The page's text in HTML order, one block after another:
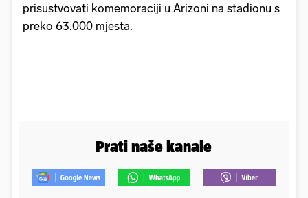
prisustvovati komemoraciji u Arizoni na stadionu s
preko 63.000 mjesta.
Prati naše kanale